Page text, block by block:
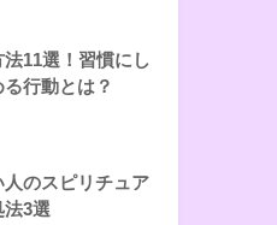
11選！習慣にし
行動とは？
のスピリチュア
法3選